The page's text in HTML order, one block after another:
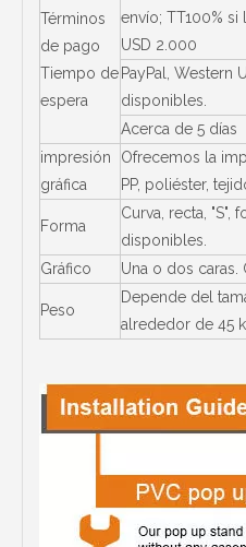
Términos
de pago
Tiempo de
espera
envío; TT100%
USD 2.000
PayPal, Western
disponibles.
Acerca de 5 días
impresión
gráfica
Ofrecemos la
PP, poliéster,
Forma
Curva, recta, "S",
disponibles.
Gráfico
Una o dos caras.
Peso
Depende del
alrededor de 45